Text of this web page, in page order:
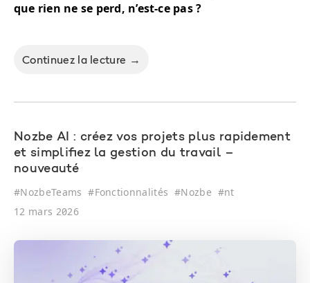
que rien ne se perd, n’est-ce pas ?
Continuez la lecture →
Nozbe AI : créez vos projets plus rapidement
et simplifiez la gestion du travail –
nouveauté
#NozbeTeams #Fonctionnalités #Nozbe #nt
12 mars 2026